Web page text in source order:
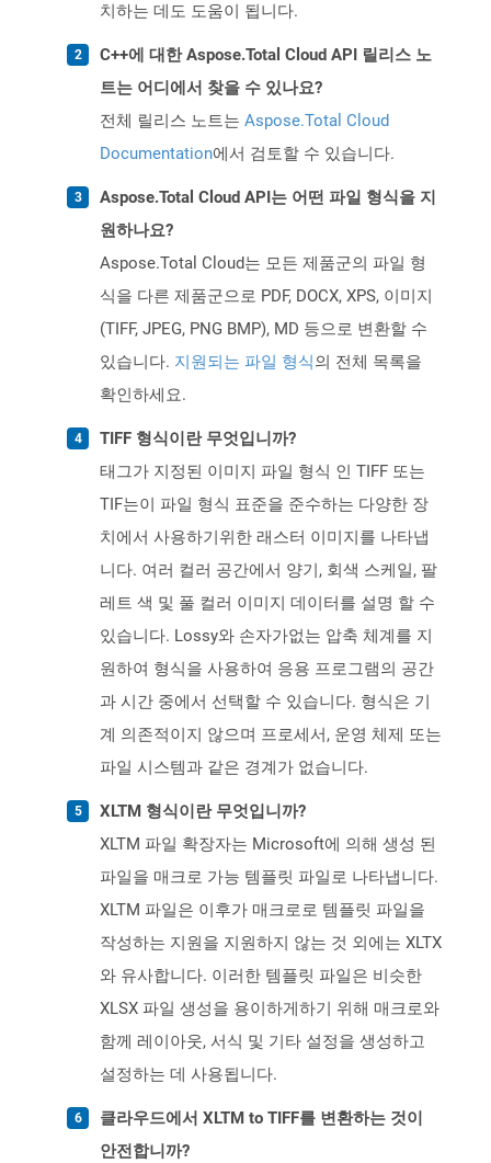
치하는 데도 도움이 됩니다.
C++에 대한 Aspose.Total Cloud API 릴리스 노
트는 어디에서 찾을 수 있나요?
전체 릴리스 노트는 Aspose.Total Cloud
Documentation에서 검토할 수 있습니다.
Aspose.Total Cloud API는 어떤 파일 형식을 지
원하나요?
Aspose.Total Cloud는 모든 제품군의 파일 형
식을 다른 제품군으로 PDF, DOCX, XPS, 이미지
(TIFF, JPEG, PNG BMP), MD 등으로 변환할 수
있습니다. 지원되는 파일 형식의 전체 목록을
확인하세요.
TIFF 형식이란 무엇입니까?
태그가 지정된 이미지 파일 형식 인 TIFF 또는
TIF는이 파일 형식 표준을 준수하는 다양한 장
치에서 사용하기위한 래스터 이미지를 나타냅
니다. 여러 컬러 공간에서 양기, 회색 스케일, 팔
레트 색 및 풀 컬러 이미지 데이터를 설명 할 수
있습니다. Lossy와 손자가없는 압축 체계를 지
원하여 형식을 사용하여 응용 프로그램의 공간
과 시간 중에서 선택할 수 있습니다. 형식은 기
계 의존적이지 않으며 프로세서, 운영 체제 또는
파일 시스템과 같은 경계가 없습니다.
XLTM 형식이란 무엇입니까?
XLTM 파일 확장자는 Microsoft에 의해 생성 된
파일을 매크로 가능 템플릿 파일로 나타냅니다.
XLTM 파일은 이후가 매크로로 템플릿 파일을
작성하는 지원을 지원하지 않는 것 외에는 XLTX
와 유사합니다. 이러한 템플릿 파일은 비슷한
XLSX 파일 생성을 용이하게하기 위해 매크로와
함께 레이아웃, 서식 및 기타 설정을 생성하고
설정하는 데 사용됩니다.
클라우드에서 XLTM to TIFF를 변환하는 것이
안전합니까?